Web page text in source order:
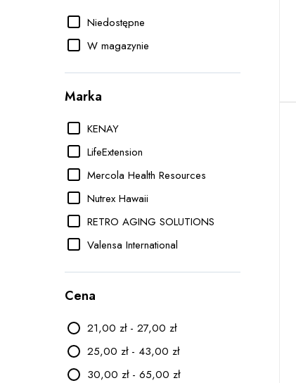
Niedostępne
W magazynie
Marka
KENAY
LifeExtension
Mercola Health Resources
Nutrex Hawaii
RETRO AGING SOLUTIONS
Valensa International
Cena
21,00 zł - 27,00 zł
25,00 zł - 43,00 zł
30,00 zł - 65,00 zł